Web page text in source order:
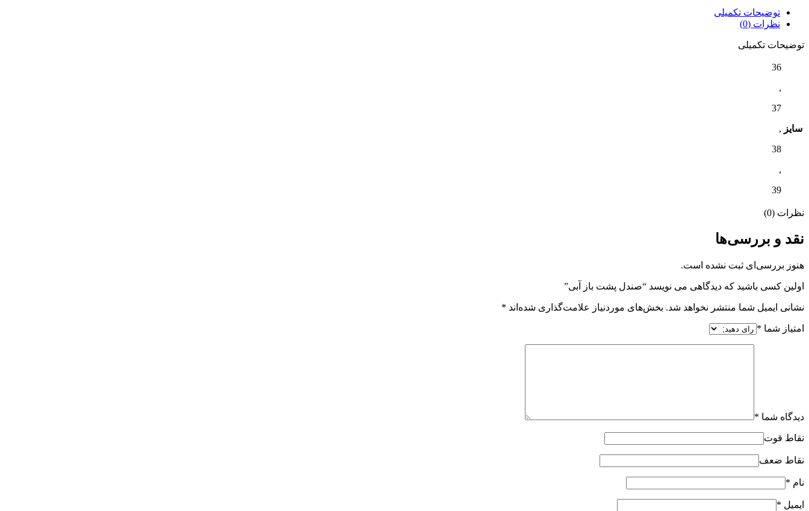
توضیحات تکمیلی
نظرات (0)
توضیحات تکمیلی
سایز
36
,
37
,
38
,
39
نظرات (0)
نقد و بررسی‌ها
هنوز بررسی‌ای ثبت نشده است.
اولین کسی باشید که دیدگاهی می نویسد “صندل پشت باز آبی”
نشانی ایمیل شما منتشر نخواهد شد. بخش‌های موردنیاز علامت‌گذاری شده‌اند *
امتیاز شما *
دیدگاه شما *
نقاط قوت
نقاط ضعف
نام *
ایمیل *